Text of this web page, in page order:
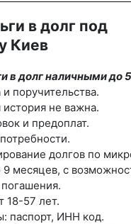
в долг под
Киев
в долг наличными до
и поручительства.
история не важна.
и предоплат.
долгов по
месяцев, с
18-57 лет.
паспорт, ИНН код.